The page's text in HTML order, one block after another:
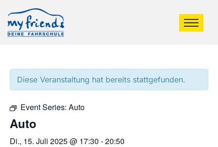
Diese Veranstaltung hat bereits stattgefunden.
Event Series: Auto
Auto
Di., 15. Juli 2025 @ 17:30 -20:50